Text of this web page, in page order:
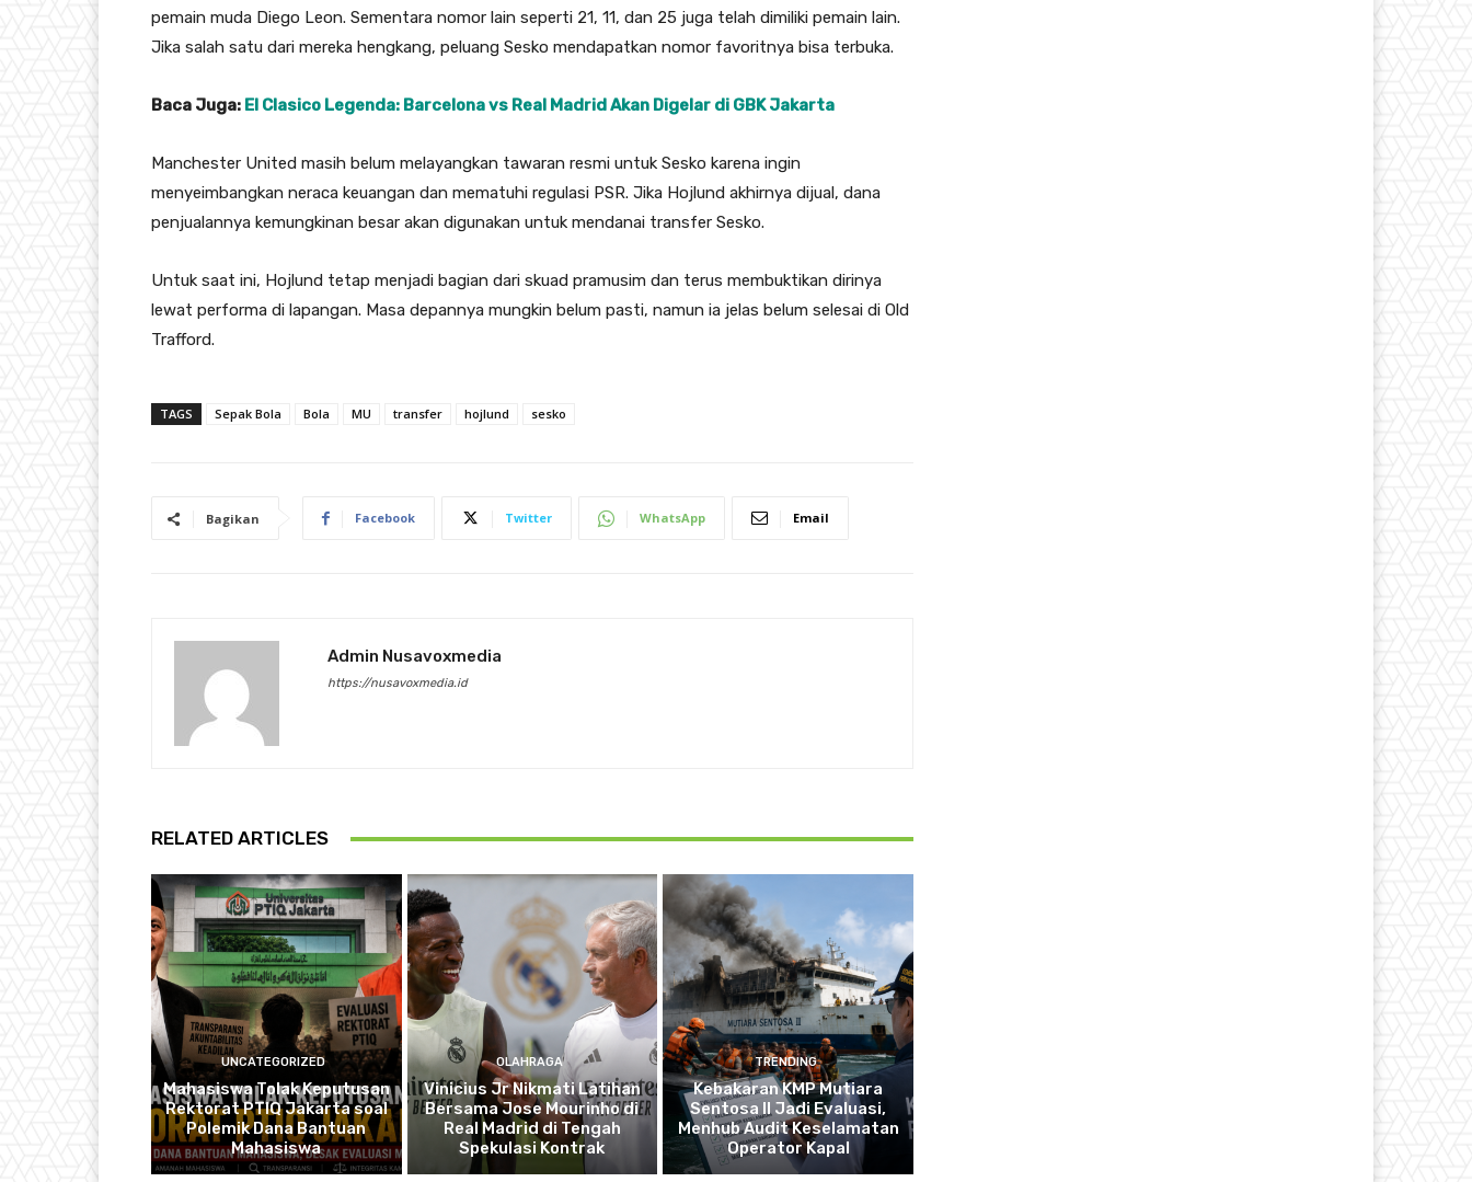
pemain muda Diego Leon. Sementara nomor lain seperti 21, 11, dan 25 juga telah dimiliki pemain lain.
Jika salah satu dari mereka hengkang, peluang Sesko mendapatkan nomor favoritnya bisa terbuka.
Baca Juga: El Clasico Legenda: Barcelona vs Real Madrid Akan Digelar di GBK Jakarta
Manchester United masih belum melayangkan tawaran resmi untuk Sesko karena ingin
menyeimbangkan neraca keuangan dan mematuhi regulasi PSR. Jika Hojlund akhirnya dijual, dana
penjualannya kemungkinan besar akan digunakan untuk mendanai transfer Sesko.
Untuk saat ini, Hojlund tetap menjadi bagian dari skuad pramusim dan terus membuktikan dirinya
lewat performa di lapangan. Masa depannya mungkin belum pasti, namun ia jelas belum selesai di Old
Trafford.
TAGS Sepak Bola Bola MU transfer hojlund sesko
Bagikan Facebook Twitter WhatsApp Email
Admin Nusavoxmedia
https://nusavoxmedia.id
RELATED ARTICLES
UNCATEGORIZED
Mahasiswa Tolak Keputusan
Rektorat PTIQ Jakarta soal
Polemik Dana Bantuan
Mahasiswa
OLAHRAGA
Vinicius Jr Nikmati Latihan
Bersama Jose Mourinho di
Real Madrid di Tengah
Spekulasi Kontrak
TRENDING
Kebakaran KMP Mutiara
Sentosa II Jadi Evaluasi,
Menhub Audit Keselamatan
Operator Kapal